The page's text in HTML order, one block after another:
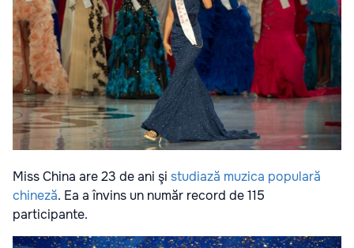
Miss China are 23 de ani şi studiază muzica populară
chineză. Ea a învins un număr record de 115
participante.